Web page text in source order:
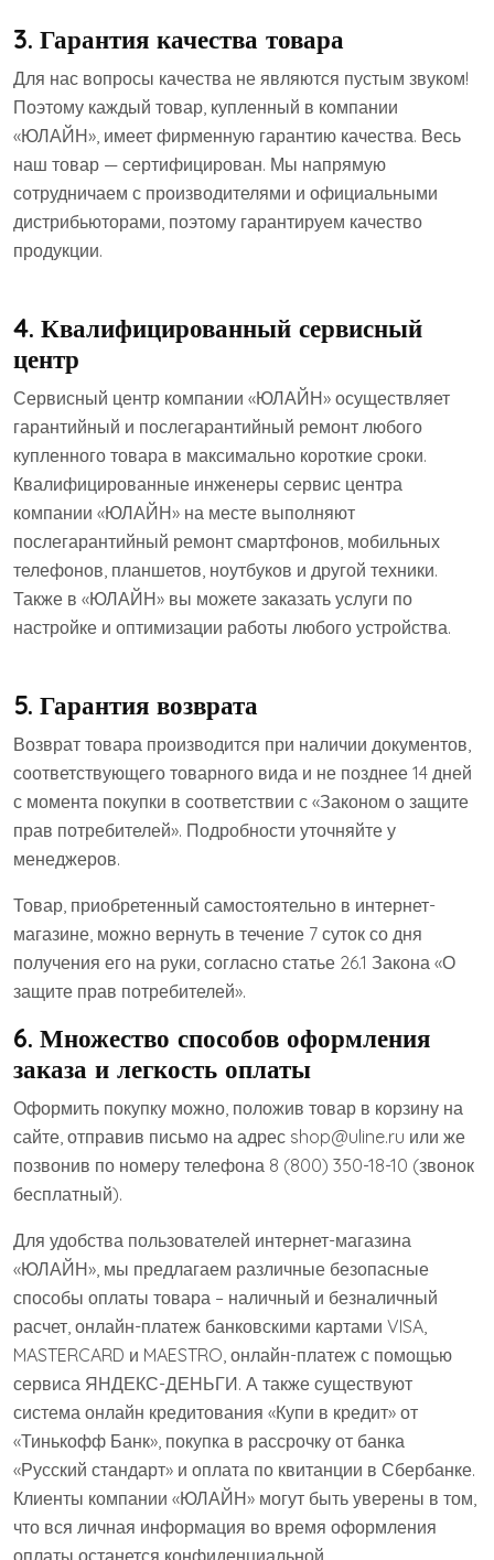
3. Гарантия качества товара
Для нас вопросы качества не являются пустым звуком!
Поэтому каждый товар, купленный в компании
«ЮЛАЙН», имеет фирменную гарантию качества. Весь
наш товар — сертифицирован. Мы напрямую
сотрудничаем с производителями и официальными
дистрибьюторами, поэтому гарантируем качество
продукции.
4. Квалифицированный сервисный
центр
Сервисный центр компании «ЮЛАЙН» осуществляет
гарантийный и послегарантийный ремонт любого
купленного товара в максимально короткие сроки.
Квалифицированные инженеры сервис центра
компании «ЮЛАЙН» на месте выполняют
послегарантийный ремонт смартфонов, мобильных
телефонов, планшетов, ноутбуков и другой техники.
Также в «ЮЛАЙН» вы можете заказать услуги по
настройке и оптимизации работы любого устройства.
5. Гарантия возврата
Возврат товара производится при наличии документов,
соответствующего товарного вида и не позднее 14 дней
с момента покупки в соответствии с «Законом о защите
прав потребителей». Подробности уточняйте у
менеджеров.
Товар, приобретенный самостоятельно в интернет-
магазине, можно вернуть в течение 7 суток со дня
получения его на руки, согласно статье 26.1 Закона «О
защите прав потребителей».
6. Множество способов оформления
заказа и легкость оплаты
Оформить покупку можно, положив товар в корзину на
сайте, отправив письмо на адрес shop@uline.ru или же
позвонив по номеру телефона 8 (800) 350-18-10 (звонок
бесплатный).
Для удобства пользователей интернет-магазина
«ЮЛАЙН», мы предлагаем различные безопасные
способы оплаты товара – наличный и безналичный
расчет, онлайн-платеж банковскими картами VISA,
MASTERCARD и MAESTRO, онлайн-платеж с помощью
сервиса ЯНДЕКС-ДЕНЬГИ. А также существуют
система онлайн кредитования «Купи в кредит» от
«Тинькофф Банк», покупка в рассрочку от банка
«Русский стандарт» и оплата по квитанции в Сбербанке.
Клиенты компании «ЮЛАЙН» могут быть уверены в том,
что вся личная информация во время оформления
оплаты останется конфиденциальной.